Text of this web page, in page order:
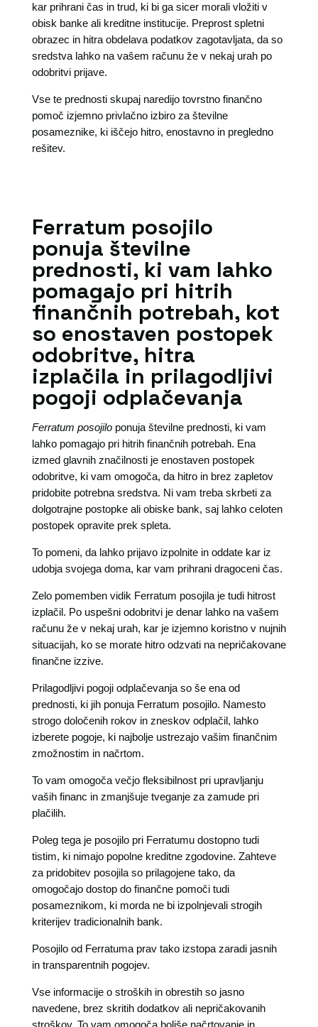
kar prihrani čas in trud, ki bi ga sicer morali vložiti v
obisk banke ali kreditne institucije. Preprost spletni
obrazec in hitra obdelava podatkov zagotavljata, da so
sredstva lahko na vašem računu že v nekaj urah po
odobritvi prijave.
Vse te prednosti skupaj naredijo tovrstno finančno
pomoč izjemno privlačno izbiro za številne
posameznike, ki iščejo hitro, enostavno in pregledno
rešitev.
Ferratum posojilo
ponuja številne
prednosti, ki vam lahko
pomagajo pri hitrih
finančnih potrebah, kot
so enostaven postopek
odobritve, hitra
izplačila in prilagodljivi
pogoji odplačevanja
Ferratum posojiloponuja številne prednosti, ki vam
lahko pomagajo pri hitrih finančnih potrebah. Ena
izmed glavnih značilnosti je enostaven postopek
odobritve, ki vam omogoča, da hitro in brez zapletov
pridobite potrebna sredstva. Ni vam treba skrbeti za
dolgotrajne postopke ali obiske bank, saj lahko celoten
postopek opravite prek spleta.
To pomeni, da lahko prijavo izpolnite in oddate kar iz
udobja svojega doma, kar vam prihrani dragoceni čas.
Zelo pomemben vidik Ferratum posojila je tudi hitrost
izplačil. Po uspešni odobritvi je denar lahko na vašem
računu že v nekaj urah, kar je izjemno koristno v nujnih
situacijah, ko se morate hitro odzvati na nepričakovane
finančne izzive.
Prilagodljivi pogoji odplačevanja so še ena od
prednosti, ki jih ponuja Ferratum posojilo. Namesto
strogo določenih rokov in zneskov odplačil, lahko
izberete pogoje, ki najbolje ustrezajo vašim finančnim
zmožnostim in načrtom.
To vam omogoča večjo fleksibilnost pri upravljanju
vaših financ in zmanjšuje tveganje za zamude pri
plačilih.
Poleg tega je posojilo pri Ferratumu dostopno tudi
tistim, ki nimajo popolne kreditne zgodovine. Zahteve
za pridobitev posojila so prilagojene tako, da
omogočajo dostop do finančne pomoči tudi
posameznikom, ki morda ne bi izpolnjevali strogih
kriterijev tradicionalnih bank.
Posojilo od Ferratuma prav tako izstopa zaradi jasnih
in transparentnih pogojev.
Vse informacije o stroških in obrestih so jasno
navedene, brez skritih dodatkov ali nepričakovanih
stroškov. To vam omogoča boljše načrtovanje in